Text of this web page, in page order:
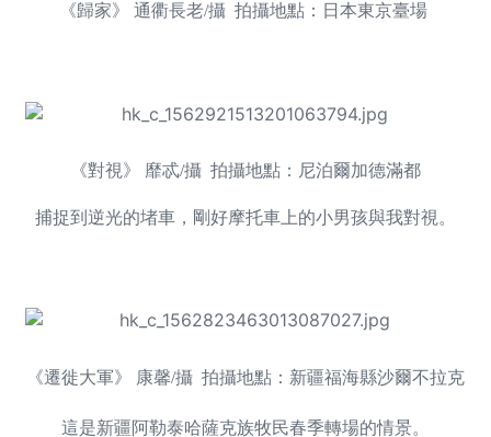
《歸家》 通衢長老/攝 拍攝地點：日本東京臺場
《對視》 靡忒/攝 拍攝地點：尼泊爾加德滿都
捕捉到逆光的堵車，剛好摩托車上的小男孩與我對視。
《遷徙大軍》 康馨/攝 拍攝地點：新疆福海縣沙爾不拉克
這是新疆阿勒泰哈薩克族牧民春季轉場的情景。